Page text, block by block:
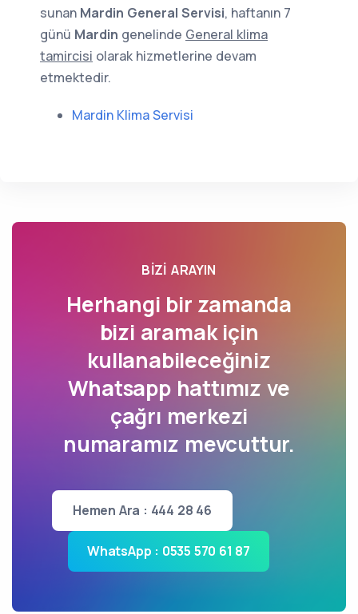
sunan Mardin General Servisi, haftanın 7
günü Mardin genelinde General klima
tamircisi olarak hizmetlerine devam
etmektedir.
Mardin Klima Servisi
BIZI ARAYIN
Herhangi bir zamanda
bizi aramak için
kullanabileceğiniz
Whatsapp hattımız ve
çağrı merkezi
numaramız mevcuttur.
Hemen Ara : 444 28 46
WhatsApp : 0535 570 61 87